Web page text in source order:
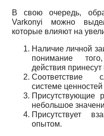
В свою очередь,
Varkonyi можно
которые влияют на
Наличие личной
понимание
действия принесут
Соответствие
системе
Присутствующие
небольшое
Присутствует
опытом.